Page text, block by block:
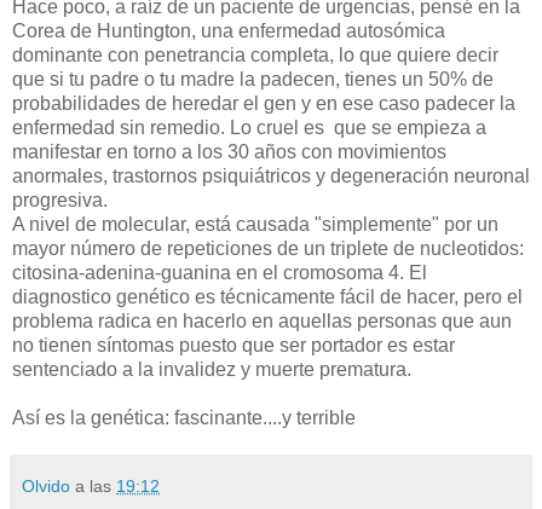
Hace poco, a raíz de un paciente de urgencias, pensé en la
Corea de Huntington, una enfermedad autosómica
dominante con penetrancia completa, lo que quiere decir
que si tu padre o tu madre la padecen, tienes un 50% de
probabilidades de heredar el gen y en ese caso padecer la
enfermedad sin remedio. Lo cruel es que se empieza a
manifestar en torno a los 30 años con movimientos
anormales, trastornos psiquiátricos y degeneración neuronal
progresiva.
A nivel de molecular, está causada "simplemente" por un
mayor número de repeticiones de un triplete de nucleotidos:
citosina-adenina-guanina en el cromosoma 4. El
diagnostico genético es técnicamente fácil de hacer, pero el
problema radica en hacerlo en aquellas personas que aun
no tienen síntomas puesto que ser portador es estar
sentenciado a la invalidez y muerte prematura.
Así es la genética: fascinante....y terrible
Olvido a las 19:12